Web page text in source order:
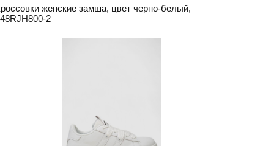
женские замша, цвет черно-белый,
2